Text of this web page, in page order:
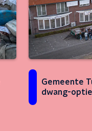
Gemeente
dwang-